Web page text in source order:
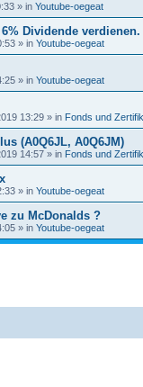
» in Youtube-oegeat
Dividende verdienen.
» in Youtube-oegeat
» in Youtube-oegeat
13:29 » in Fonds und
(A0Q6JL, A0Q6JM)
14:57 » in Fonds und
» in Youtube-oegeat
zu McDonalds ?
» in Youtube-oegeat